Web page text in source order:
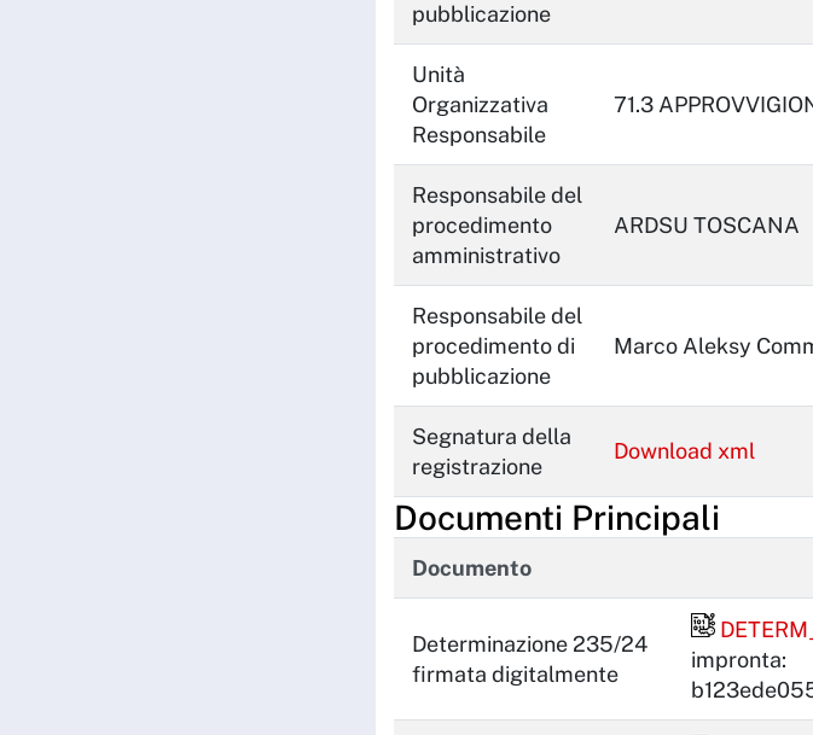
pubblicazione
Unità
Organizzativa
Responsabile
71.3
Responsabile del
procedimento
amministrativo
ARDSU TOSCANA
Responsabile del
procedimento di
pubblicazione
Marco Aleksy
Segnatura della
registrazione
Download xml
Documenti Principali
Documento
Determinazione 235/24
firmata digitalmente
File
impronta: